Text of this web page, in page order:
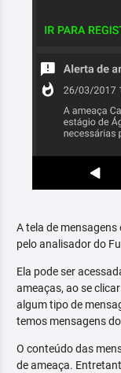
A tela de
pelo analisador do
Ela pode ser
ameaças, ao se
algum tipo de
temos mensagens
O conteúdo das
de ameaça.